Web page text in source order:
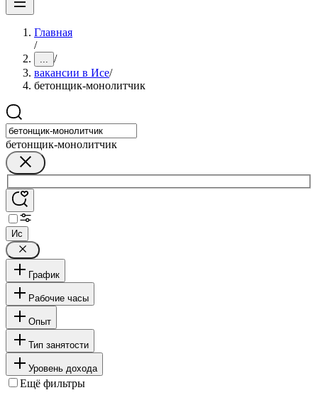
Главная
/
... /
вакансии в Исе/
бетонщик-монолитчик
бетонщик-монолитчик
Ис
График
Рабочие часы
Опыт
Тип занятости
Уровень дохода
Ещё фильтры